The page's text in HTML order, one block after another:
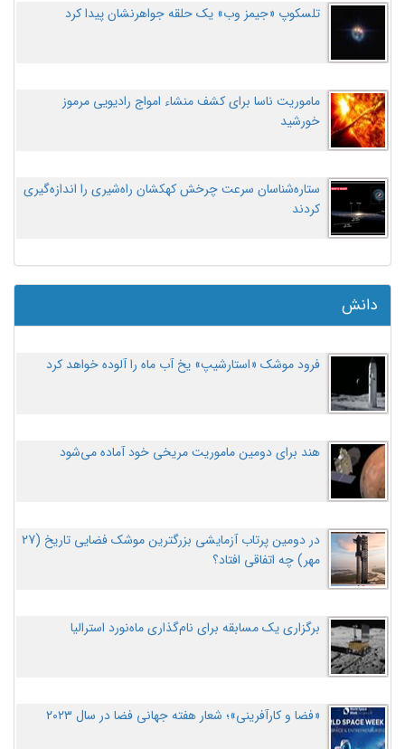
تلسکوپ «جیمز وب» یک حلقه جواهرنشان پیدا کرد
ماموریت ناسا برای کشف منشاء امواج رادیویی مرموز
خورشید
ستاره‌شناسان سرعت چرخش کهکشان راه‌شیری را اندازه‌گیری
کردند
دانش
فرود موشک «استارشیپ» یخ آب ماه را آلوده خواهد کرد
هند برای دومین ماموریت مریخی خود آماده می‌شود
در دومین پرتاب آزمایشی بزرگترین موشک فضایی تاریخ (27
مهر‌) چه اتفاقی افتاد؟
برگزاری یک مسابقه برای نام‌گذاری ماه‌نورد استرالیا
«فضا و کارآفرینی»؛ شعار هفته جهانی فضا در سال ۲۰۲۳